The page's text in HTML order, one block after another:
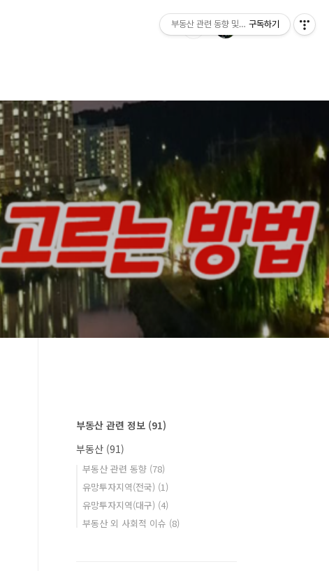
부동산 관련 정보 (91)
부동산 (91)
부동산 관련 동향 (78)
유망투자지역(전국) (1)
유망투자지역(대구) (4)
부동산 외 사회적 이슈 (8)
부동산 관련 동향 및 정보제공
구독하기